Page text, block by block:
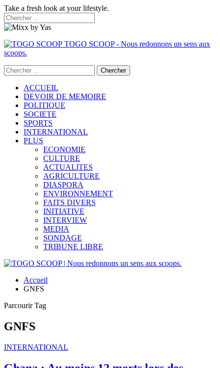
Take a fresh look at your lifestyle.
TOGO SCOOP - Nous redonnons un sens aux
scoops.
ACCUEIL
DEVOIR DE MEMOIRE
POLITIQUE
SOCIETE
SPORTS
INTERNATIONAL
PLUS
ECONOMIE
CULTURE
ACTUALITES
AGRICULTURE
DIASPORA
ENVIRONNEMENT
FAITS DIVERS
INITIATIVE
INTERVIEW
MEDIA
SONDAGE
TRIBUNE LIBRE
Accueil
GNFS
Parcourir Tag
GNFS
INTERNATIONAL